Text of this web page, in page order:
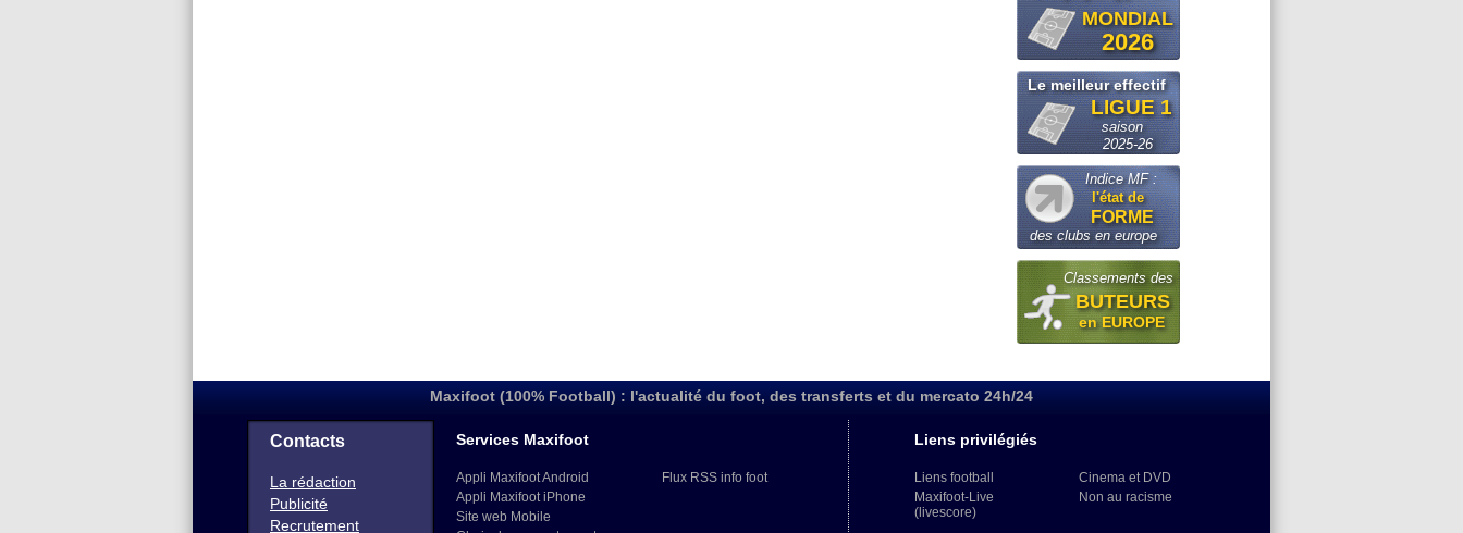
MONDIAL
2026
Le meilleur effectif
LIGUE 1
saison
2025-26
Indice MF :
l'état de
FORME
des clubs en europe
Classements des
BUTEURS
en EUROPE
Maxifoot (100% Football) : l'actualité du foot, des transferts et du mercato 24h/24
Contacts
La rédaction
Publicité
Recrutement
Services Maxifoot
Appli Maxifoot Android
Appli Maxifoot iPhone
Site web Mobile
Flux RSS info foot
Liens privilégiés
Liens football
Maxifoot-Live
(livescore)
Cinema et DVD
Non au racisme